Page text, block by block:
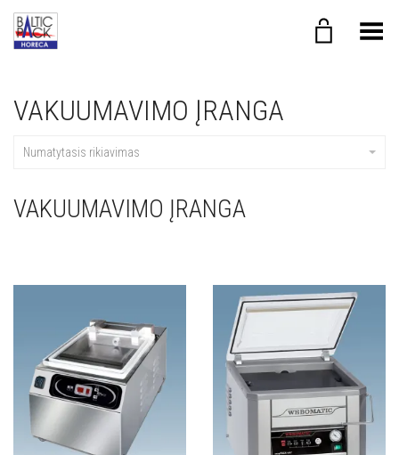
Toggle Menu
VAKUUMAVIMO ĮRANGA
Numatytasis rikiavimas
VAKUUMAVIMO ĮRANGA